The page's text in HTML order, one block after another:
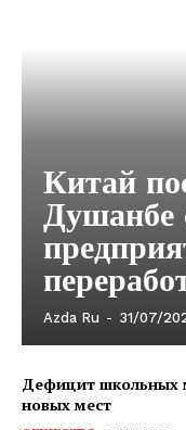
Китай
Душанбе
Azda Ru - 31/07/
Дефицит школьных
новых мест